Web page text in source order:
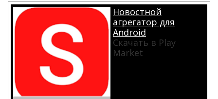
Новостной
агрегатор для
Android
Скачать в Play
Market